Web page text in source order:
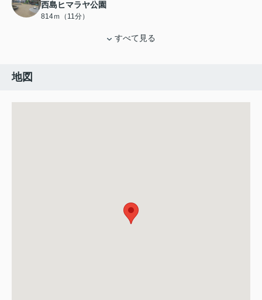
西島ヒマラヤ公園
814ｍ（11分）
すべて見る
地図